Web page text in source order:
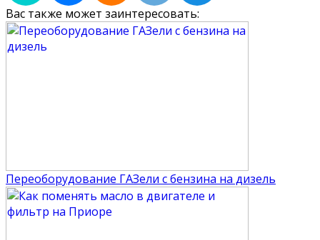
Вас также может заинтересовать:
Переоборудование ГАЗели с бензина на дизель